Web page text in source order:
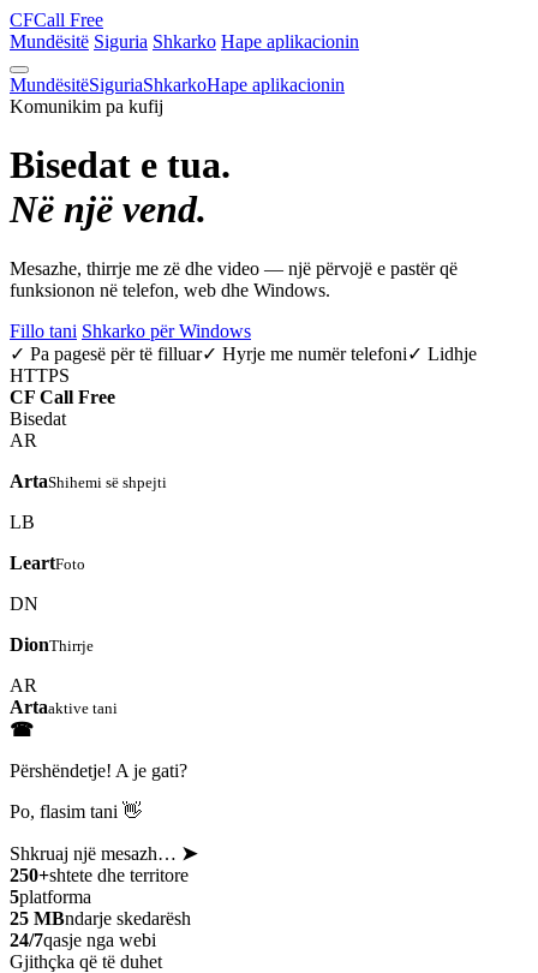
CFCall Free
Mundësitë Siguria Shkarko Hape aplikacionin
MundësitëSiguriaShkarkoHape aplikacionin
Komunikim pa kufij
Bisedat e tua.
Në një vend.
Mesazhe, thirrje me zë dhe video — një përvojë e pastër që
funksionon në telefon, web dhe Windows.
Fillo tani Shkarko për Windows
✓ Pa pagesë për të filluar✓ Hyrje me numër telefoni✓ Lidhje
HTTPS
CF Call Free
Bisedat
AR
ArtaShihemi së shpejti
LB
LeartFoto
DN
DionThirrje
AR
Artaaktive tani
☎
Përshëndetje! A je gati?
Po, flasim tani 👋
Shkruaj një mesazh… ➤
250+shtete dhe territore
5platforma
25 MBndarje skedarësh
24/7qasje nga webi
Gjithçka që të duhet